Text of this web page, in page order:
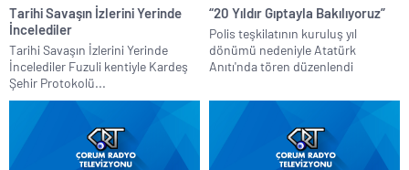
Tarihi Savaşın İzlerini Yerinde
İncelediler
Tarihi Savaşın İzlerini Yerinde
İncelediler Fuzuli kentiyle Kardeş
Şehir Protokolü...
“20 Yıldır Gıptayla Bakılıyoruz”
Polis teşkilatının kuruluş yıl
dönümü nedeniyle Atatürk
Anıtı'nda tören düzenlendi